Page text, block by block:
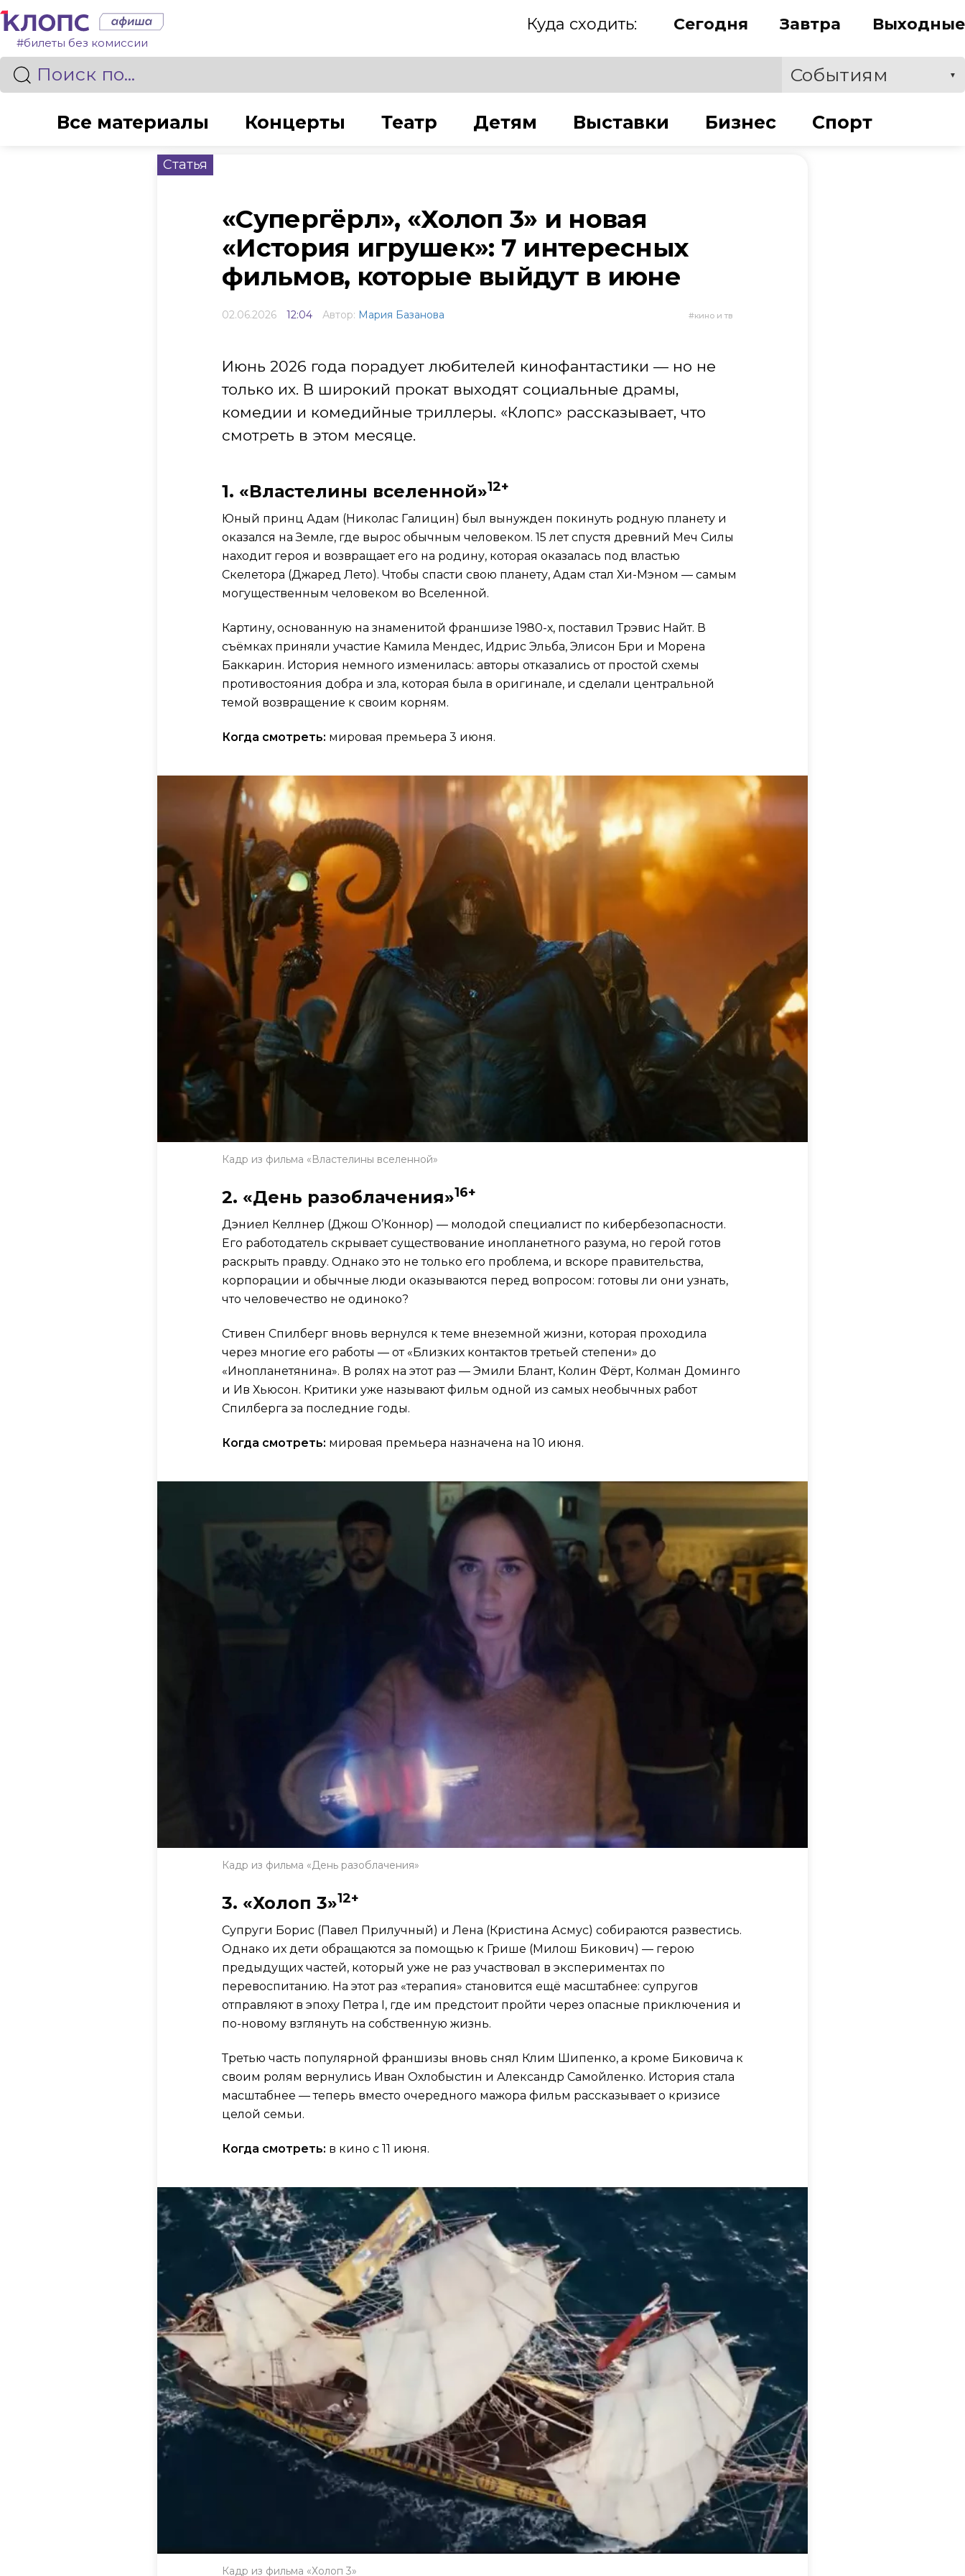
#билеты без комиссии
Куда сходить: Сегодня Завтра Выходные
Событиям ▼
Все материалы Концерты Театр Детям Выставки Бизнес Спорт
Статья
«Супергёрл», «Холоп 3» и новая
«История игрушек»: 7 интересных
фильмов, которые выйдут в июне
02.06.2026 12:04 Автор: Мария Базанова кино и тв
Июнь 2026 года порадует любителей кинофантастики — но не
только их. В широкий прокат выходят социальные драмы,
комедии и комедийные триллеры. «Клопс» рассказывает, что
смотреть в этом месяце.
1. «Властелины вселенной»12+
Юный принц Адам (Николас Галицин) был вынужден покинуть родную планету и
оказался на Земле, где вырос обычным человеком. 15 лет спустя древний Меч Силы
находит героя и возвращает его на родину, которая оказалась под властью
Скелетора (Джаред Лето). Чтобы спасти свою планету, Адам стал Хи-Мэном — самым
могущественным человеком во Вселенной.
Картину, основанную на знаменитой франшизе 1980-х, поставил Трэвис Найт. В
съёмках приняли участие Камила Мендес, Идрис Эльба, Элисон Бри и Морена
Баккарин. История немного изменилась: авторы отказались от простой схемы
противостояния добра и зла, которая была в оригинале, и сделали центральной
темой возвращение к своим корням.
Когда смотреть: мировая премьера 3 июня.
Кадр из фильма «Властелины вселенной»
2. «День разоблачения»16+
Дэниел Келлнер (Джош О’Коннор) — молодой специалист по кибербезопасности.
Его работодатель скрывает существование инопланетного разума, но герой готов
раскрыть правду. Однако это не только его проблема, и вскоре правительства,
корпорации и обычные люди оказываются перед вопросом: готовы ли они узнать,
что человечество не одиноко?
Стивен Спилберг вновь вернулся к теме внеземной жизни, которая проходила
через многие его работы — от «Близких контактов третьей степени» до
«Инопланетянина». В ролях на этот раз — Эмили Блант, Колин Фёрт, Колман Доминго
и Ив Хьюсон. Критики уже называют фильм одной из самых необычных работ
Спилберга за последние годы.
Когда смотреть: мировая премьера назначена на 10 июня.
Кадр из фильма «День разоблачения»
3. «Холоп 3»12+
Супруги Борис (Павел Прилучный) и Лена (Кристина Асмус) собираются развестись.
Однако их дети обращаются за помощью к Грише (Милош Бикович) — герою
предыдущих частей, который уже не раз участвовал в экспериментах по
перевоспитанию. На этот раз «терапия» становится ещё масштабнее: супругов
отправляют в эпоху Петра I, где им предстоит пройти через опасные приключения и
по-новому взглянуть на собственную жизнь.
Третью часть популярной франшизы вновь снял Клим Шипенко, а кроме Биковича к
своим ролям вернулись Иван Охлобыстин и Александр Самойленко. История стала
масштабнее — теперь вместо очередного мажора фильм рассказывает о кризисе
целой семьи.
Когда смотреть: в кино с 11 июня.
Кадр из фильма «Холоп 3»